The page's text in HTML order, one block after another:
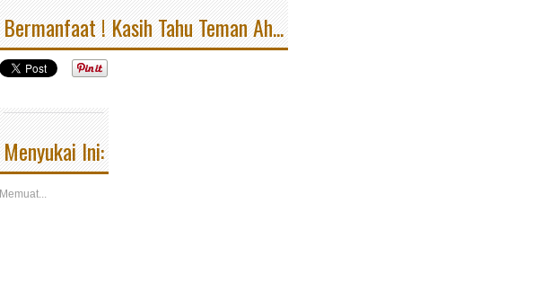
Bermanfaat ! Kasih Tahu Teman Ah...
Menyukai Ini:
Memuat...